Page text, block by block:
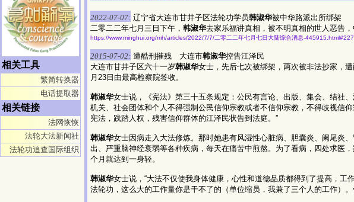
相关工具
繁简转换器
电话提取器
相关链接
法网恢恢
法轮大法新闻社
法轮功追查国际组织
2022-07-07: 辽宁省大连市甘井子区法轮功学员韩淑华被中华路派出所绑架
二零二二年七月三日下午， 韩淑华去家乐福讲真相，被不明真相的世人恶告
https://www.minghui.org/mh/articles/2022/7/7/二零二二年七月七日大陆综合消息-
2015-07-02: 遭酷刑摧残 大连市韩淑华控告江泽民
大连市甘井子区六十一岁韩淑华女士，先后七次被绑架，两次被非法抄家，
月23日由最高检察院签收。
韩淑华女士说，《宪法》第三十五条规定：公民有言论、出版、集会、结社
机关、社会团体和个人不得强制公民信仰宗教或者不信仰宗教，不得歧视信
宪法，践踏人权，残害信仰群体的江泽民状告到法庭。”
韩淑华女士因病走入大法修炼。那时她患有风湿性心脏病、胆囊炎、阑尾炎
出、严重脑神经衰弱等各种疾病，每天在痛苦中煎熬。为了看病，四处求医
个月就达到一身轻。
韩淑华女士说，“大法不仅使我身体健康，心性和道德品质都得到了提高，
法轮功，这么大的工作量你是干不了的（单位缩员，我兼了三个人的工作）